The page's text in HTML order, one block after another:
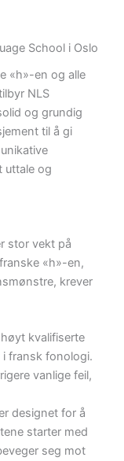
School i Oslo
«h»-en og alle
NLS
og grundig
til å gi
uttale og
stor vekt på
«h»-en,
krever
kvalifiserte
fransk fonologi.
vanlige feil,
designet for å
starter med
seg mot